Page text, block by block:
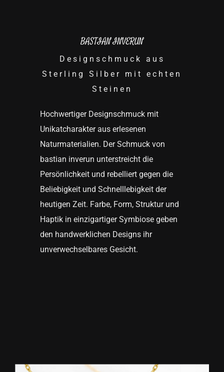
BASTIAN INVERUN
Designschmuck aus
Sterling Silber mit echten
Steinen
Hochwertiger Designschmuck mit
Unikatcharakter aus erlesenen
Naturmaterialien. Der Schmuck von
bastian inverun unterstreicht die
Persönlichkeit und rebelliert gegen die
Beliebigkeit und Schnelllebigkeit der
heutigen Zeit. Farbe, Form, Struktur und
Haptik in einzigartiger Symbiose geben
den handwerklichen Designs ihr
unverwechselbares Gesicht.